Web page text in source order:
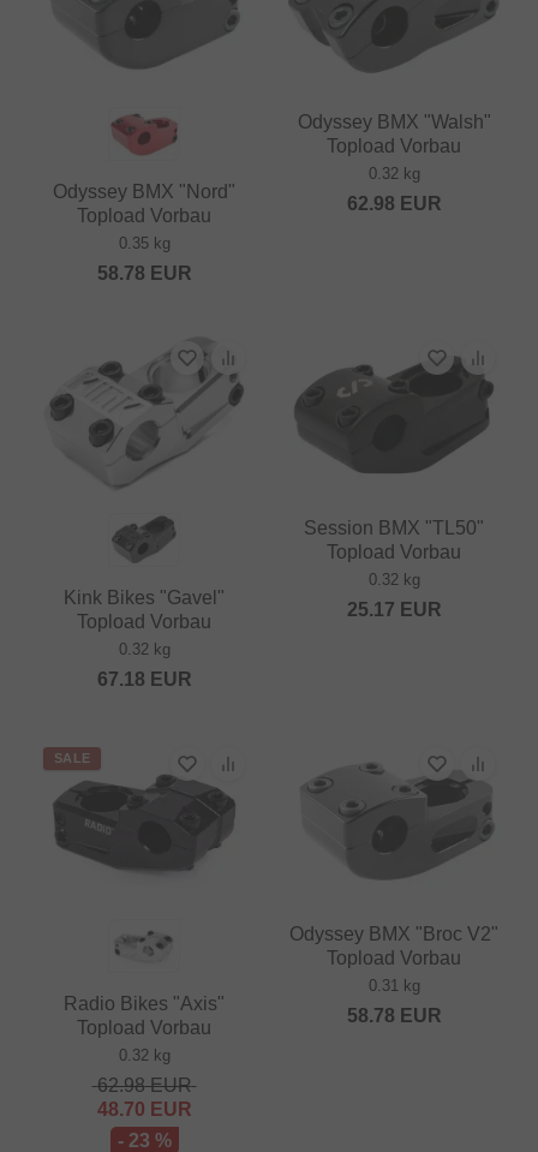
Odyssey BMX "Nord"
Topload Vorbau
0.35 kg
58.78 EUR
Odyssey BMX "Walsh"
Topload Vorbau
0.32 kg
62.98 EUR
Kink Bikes "Gavel"
Topload Vorbau
0.32 kg
67.18 EUR
Session BMX "TL50"
Topload Vorbau
0.32 kg
25.17 EUR
SALE
Radio Bikes "Axis"
Topload Vorbau
0.32 kg
62.98EUR
48.70 EUR
- 23 %
Odyssey BMX "Broc V2"
Topload Vorbau
0.31 kg
58.78 EUR